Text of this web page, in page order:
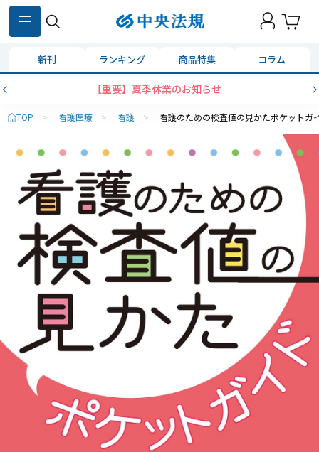
新刊 ランキング 商品特集 コラム
【重要】夏季休業のお知らせ
TOP > 看護医療 > 看護 > 看護のための検査値の見かたポケットガ